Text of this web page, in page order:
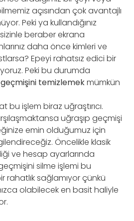
açısından çok avantajlı
Peki ya kullandığınız
beraber ekrana
daha önce kimleri ve
Epeyi rahatsız edici bir
Peki bu durumda
temizlemekmümkün
bu işlem biraz uğraştırıcı.
uğraşıp geçmişi
emin olduğumuz için
Öncelikle klasik
ve hesap ayarlarında
silme işlemi bu
sağlamıyor çünkü
olabilecek en basit haliyle